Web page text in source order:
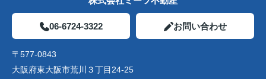
06-6724-3322 お問い合わせ
〒577-0843
大阪府東大阪市荒川３丁目24-25